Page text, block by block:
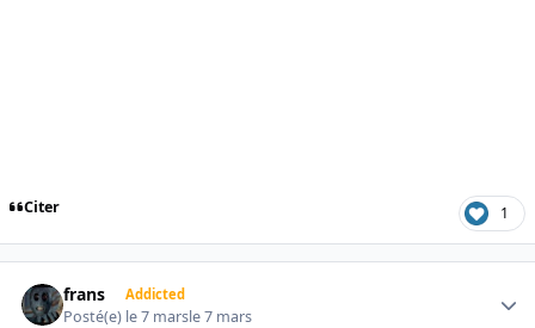
Citer 1
frans Addicted
Posté(e) le 7 marsle 7 mars